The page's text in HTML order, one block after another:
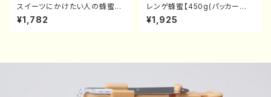
スイーツにかけたい人の蜂蜜【5
00g】
¥1,782
レンゲ蜂蜜【450g(パッカー
入)】
¥1,925